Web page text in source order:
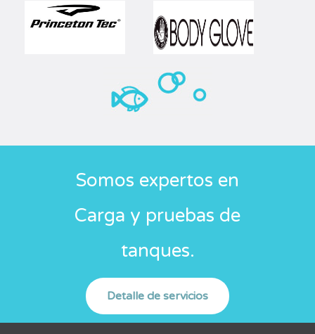
Somos expertos en
Carga y pruebas de
tanques.